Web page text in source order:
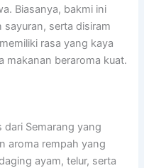
Biasanya, bakmi ini
sayuran, serta disiram
rasa yang kaya
makanan beraroma kuat.
Semarang yang
aroma rempah yang
ayam, telur, serta